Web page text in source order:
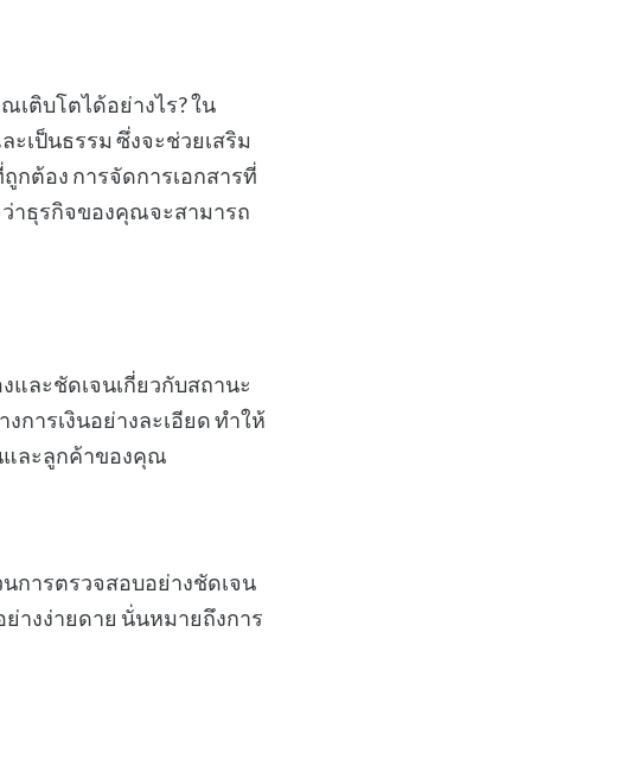
ติบโตได้อย่างไร? ใน
เป็นธรรม ซึ่งจะช่วยเสริม
กต้อง การจัดการเอกสารที่
าธุรกิจของคุณจะสามารถ
ละชัดเจนเกี่ยวกับสถานะ
การเงินอย่างละเอียด ทำให้
และลูกค้าของคุณ
การตรวจสอบอย่างชัดเจน
างง่ายดาย นั่นหมายถึงการ